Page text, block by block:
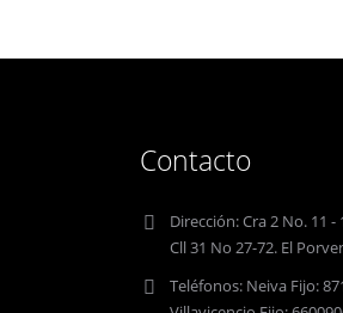
Contacto
Dirección:Cra 2 No. 11
Cll 31 No 27-72. El
Teléfonos: Neiva Fijo: